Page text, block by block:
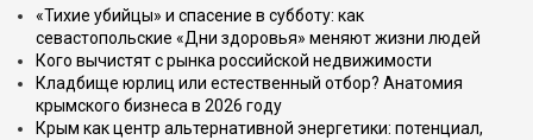
«Тихие убийцы» и спасение в субботу: как
севастопольские «Дни здоровья» меняют жизни людей
Кого вычистят с рынка российской недвижимости
Кладбище юрлиц или естественный отбор? Анатомия
крымского бизнеса в 2026 году
Крым как центр альтернативной энергетики: потенциал,